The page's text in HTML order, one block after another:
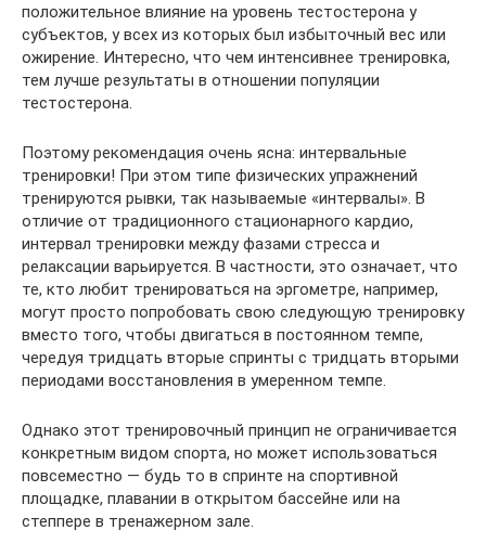
положительное влияние на уровень тестостерона у
субъектов, у всех из которых был избыточный вес или
ожирение. Интересно, что чем интенсивнее тренировка,
тем лучше результаты в отношении популяции
тестостерона.
Поэтому рекомендация очень ясна: интервальные
тренировки! При этом типе физических упражнений
тренируются рывки, так называемые «интервалы». В
отличие от традиционного стационарного кардио,
интервал тренировки между фазами стресса и
релаксации варьируется. В частности, это означает, что
те, кто любит тренироваться на эргометре, например,
могут просто попробовать свою следующую тренировку
вместо того, чтобы двигаться в постоянном темпе,
чередуя тридцать вторые спринты с тридцать вторыми
периодами восстановления в умеренном темпе.
Однако этот тренировочный принцип не ограничивается
конкретным видом спорта, но может использоваться
повсеместно — будь то в спринте на спортивной
площадке, плавании в открытом бассейне или на
степпере в тренажерном зале.